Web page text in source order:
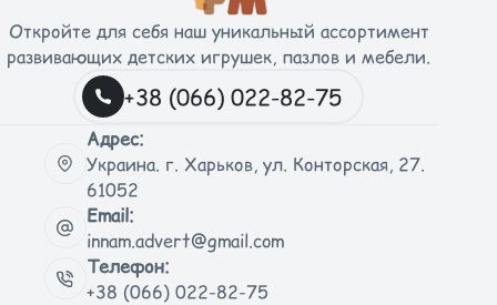
Откройте для себя наш уникальный ассортимент
развивающих детских игрушек, пазлов и мебели.
+38 (066) 022-82-75
Адрес:
Украина. г. Харьков, ул. Конторская, 27.
61052
Email:
innam.advert@gmail.com
Телефон:
+38 (066) 022-82-75